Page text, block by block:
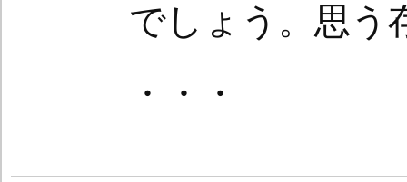
でしょう。思う
・・・